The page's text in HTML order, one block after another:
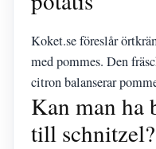
Koket.se föreslår
med pommes. Den
citron balanserar
Kan man ha
till schnitzel?